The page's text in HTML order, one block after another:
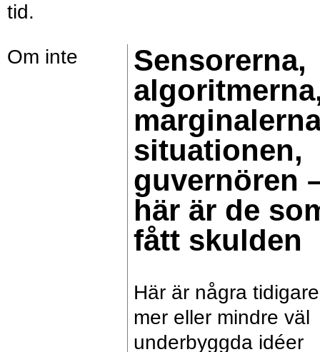
tid.
Sensorerna,
situationen,
guvernören
här är de
fått skulden
Här är några tidigare
mer eller mindre väl
underbyggda idéer
Om inte